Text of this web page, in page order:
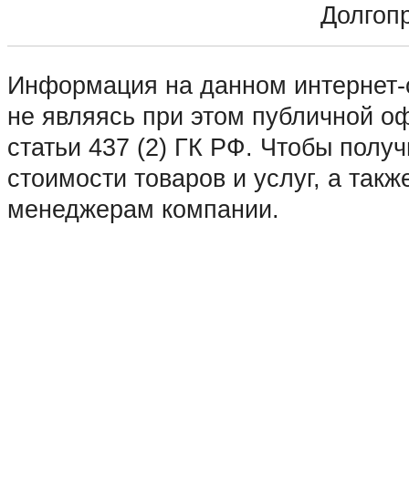
• Домодедово • Дубна •
Зарайск • Зеленоград •
Коломна • Королев • Котельники
Краснозаводск •
Лосино-Петровский • Луховицы
Информация на данном
не являясь при этом публичной
статьи 437 (2) ГК РФ. Чтобы
стоимости товаров и услуг, а
менеджерам компании.